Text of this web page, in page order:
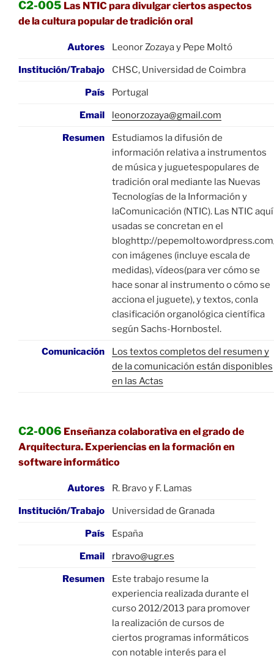
C2-005 Las NTIC para divulgar ciertos aspectos
de la cultura popular de tradición oral
Autores Leonor Zozaya y Pepe Moltó
Institución/Trabajo CHSC, Universidad de Coimbra
País Portugal
Email leonorzozaya@gmail.com
Resumen
Estudiamos la difusión de
información relativa a instrumentos
de música y juguetespopulares de
tradición oral mediante las Nuevas
Tecnologías de la Información y
laComunicación (NTIC). Las NTIC aquí
usadas se concretan en el
bloghttp://
con imágenes (incluye escala de
medidas), vídeos(para ver cómo se
hace sonar al instrumento o cómo se
acciona el juguete), y textos, conla
clasificación organológica científica
según Sachs-Hornbostel.
Comunicación
Los textos completos del resumen y
de la comunicación están disponibles
en las Actas
C2-006 Enseñanza colaborativa en el grado de
Arquitectura. Experiencias en la formación en
software informático
Autores R. Bravo y F. Lamas
Institución/Trabajo Universidad de Granada
País España
Email rbravo@ugr.es
Resumen
Este trabajo resume la
experiencia realizada durante el
curso 2012/2013 para promover
la realización de cursos de
ciertos programas informáticos
con notable interés para el